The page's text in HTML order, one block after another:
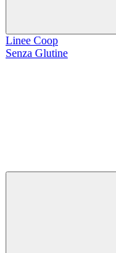
Linee Coop
Senza Glutine